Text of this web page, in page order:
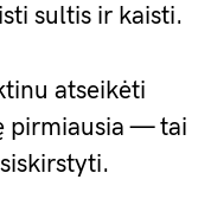
sultis ir kaisti.
atseikėti
pirmiausia — tai